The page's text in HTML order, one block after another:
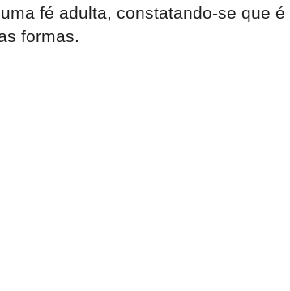
fé adulta, constatando-se que
formas.